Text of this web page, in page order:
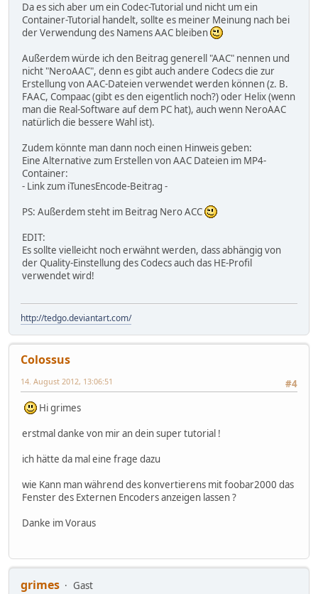
Da es sich aber um ein Codec-Tutorial und nicht um ein
Container-Tutorial handelt, sollte es meiner Meinung nach bei
der Verwendung des Namens AAC bleiben
Außerdem würde ich den Beitrag generell "AAC" nennen und
nicht "NeroAAC", denn es gibt auch andere Codecs die zur
Erstellung von AAC-Dateien verwendet werden können (z. B.
FAAC, Compaac (gibt es den eigentlich noch?) oder Helix (wenn
man die Real-Software auf dem PC hat), auch wenn NeroAAC
natürlich die bessere Wahl ist).
Zudem könnte man dann noch einen Hinweis geben:
Eine Alternative zum Erstellen von AAC Dateien im MP4-
Container:
- Link zum iTunesEncode-Beitrag -
PS: Außerdem steht im Beitrag Nero ACC
EDIT:
Es sollte vielleicht noch erwähnt werden, dass abhängig von
der Quality-Einstellung des Codecs auch das HE-Profil
verwendet wird!
http://tedgo.deviantart.com/
Colossus
#4
14. August 2012, 13:06:51
Hi grimes
erstmal danke von mir an dein super tutorial !
ich hätte da mal eine frage dazu
wie Kann man während des konvertierens mit foobar2000 das
Fenster des Externen Encoders anzeigen lassen ?
Danke im Voraus
grimes
Gast